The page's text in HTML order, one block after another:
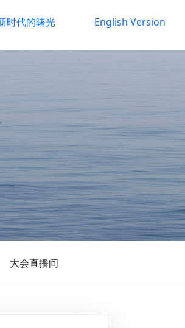
时代的曙光 English Version
大会直播间